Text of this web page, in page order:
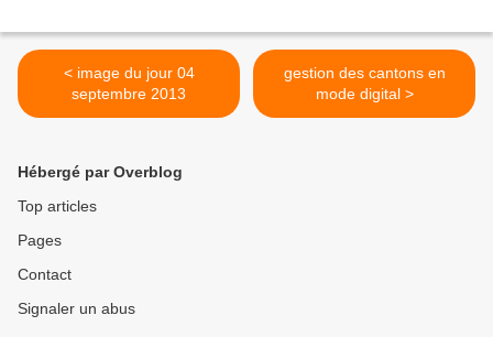
< image du jour 04
septembre 2013
gestion des cantons en
mode digital >
Hébergé par Overblog
Top articles
Pages
Contact
Signaler un abus